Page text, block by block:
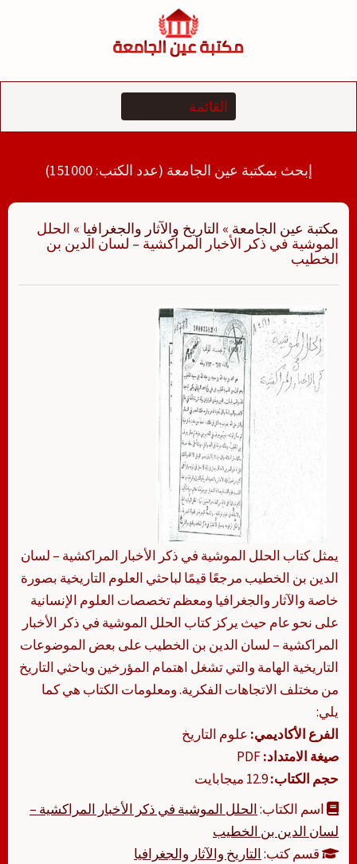
إبحث بمكتبة عين الجامعة (عدد الكتب: 151000)
مكتبة عين الجامعة » التاريخ والآثار والجغرافيا » الحلل
الموشية في ذكر الأخبار المراكشية – لسان الدين بن
الخطيب
يمثل كتاب الحلل الموشية في ذكر الأخبار المراكشية – لسان
الدين بن الخطيب مرجعًا قيمًا لباحثي العلوم التاريخية بصورة
خاصة والآثار والجغرافيا ومعظم تخصصات العلوم الإنسانية
على نحو عام حيث يركز كتاب الحلل الموشية في ذكر الأخبار
المراكشية – لسان الدين بن الخطيب على بعض الموضوعات
التاريخية الهامة والتي تشغل اهتمام المؤرخين وباحثي التاريخ
من مختلف الاتجاهات الفكرية. ومعلومات الكتاب هي كما
يلي:
الفرع الأكاديمي: علوم التاريخ
صيغة الامتداد:
حجم الكتاب:12.9 ميجابايت
اسم الكتاب:الحلل الموشية في ذكر الأخبار المراكشية –
لسان الدين بن الخطيب
قسم كتب:التاريخ والآثار والجغرافيا